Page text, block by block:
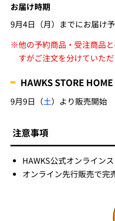
お届け時期
9月4日（月）までにお届け
※他の予約商品・受注商品
すがご注文を分けていた
HAWKS STORE HOME
9月9日（土）より販売開始
注意事項
HAWKS公式オンライン
オンライン先行販売で完